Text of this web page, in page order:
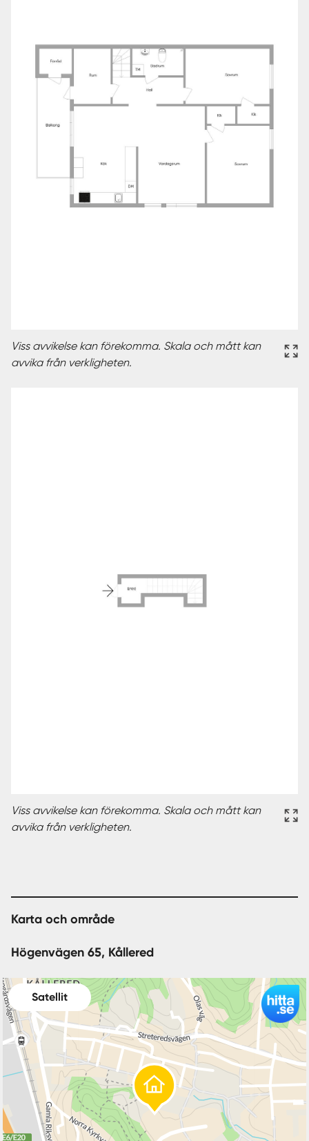
Viss avvikelse kan förekomma. Skala och mått kan
avvika från verkligheten.
Viss avvikelse kan förekomma. Skala och mått kan
avvika från verkligheten.
Karta och område
Högenvägen 65, Kållered
Satellit